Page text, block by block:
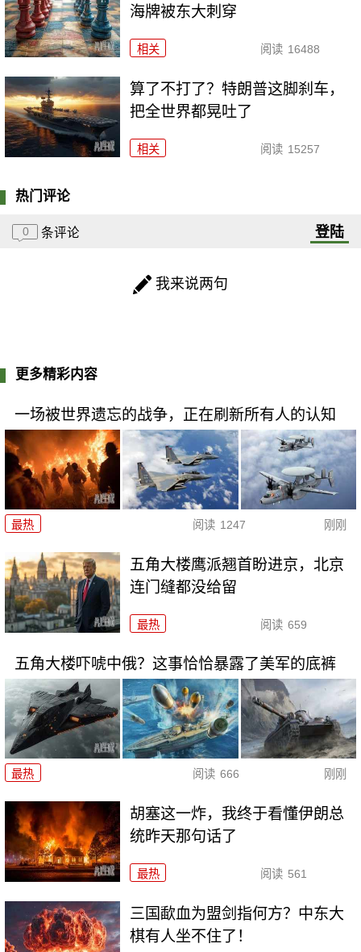
海牌被东大刺穿
相关 阅读 16488
算了不打了？特朗普这脚刹车，
把全世界都晃吐了
相关 阅读 15257
热门评论
0 条评论 登陆
我来说两句
更多精彩内容
一场被世界遗忘的战争，正在刷新所有人的认知
最热 阅读 1247 刚刚
五角大楼鹰派翘首盼进京，北京
连门缝都没给留
最热 阅读 659
五角大楼吓唬中俄？这事恰恰暴露了美军的底裤
最热 阅读 666 刚刚
胡塞这一炸，我终于看懂伊朗总
统昨天那句话了
最热 阅读 561
三国歃血为盟剑指何方？中东大
棋有人坐不住了！